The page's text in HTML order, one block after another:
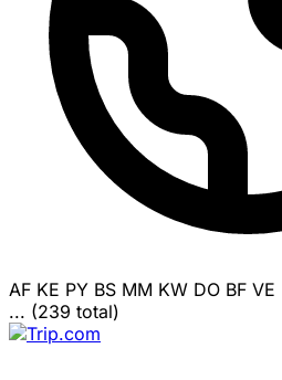
AF KE PY BS MM KW DO BF VE
... (239 total)